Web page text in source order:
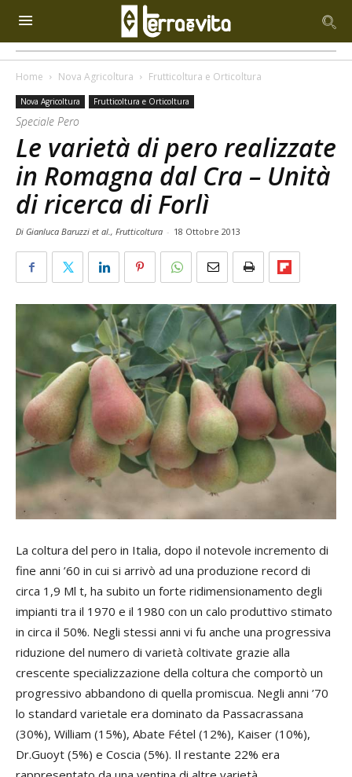
Home Nova Agricoltura Frutticoltura e Orticoltura
Nova Agricoltura Frutticoltura e Orticoltura
Speciale Pero
Le varietà di pero realizzate
in Romagna dal Cra – Unità
di ricerca di Forlì
Di Gianluca Baruzzi et al., Frutticoltura - 18 Ottobre 2013
La coltura del pero in Italia, dopo il notevole incremento di
fine anni ’60 in cui si arrivò ad una produzione record di
circa 1,9 Ml t, ha subito un forte ridimensionamento degli
impianti tra il 1970 e il 1980 con un calo produttivo stimato
in circa il 50%. Negli stessi anni vi fu anche una progressiva
riduzione del numero di varietà coltivate grazie alla
crescente specializzazione della coltura che comportò un
progressivo abbandono di quella promiscua. Negli anni ’70
lo standard varietale era dominato da Passacrassana
(30%), William (15%), Abate Fétel (12%), Kaiser (10%),
Dr.Guoyt (5%) e Coscia (5%). Il restante 22% era